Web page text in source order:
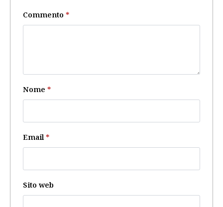
Commento *
Nome *
Email *
Sito web